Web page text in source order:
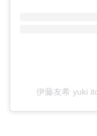
伊藤友希 yuki